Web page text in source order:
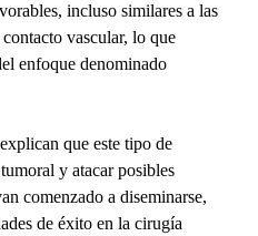
incluso similares a las
vascular, lo que
enfoque denominado
que este tipo de
y atacar posibles
comenzado a diseminarse,
de éxito en la cirugía